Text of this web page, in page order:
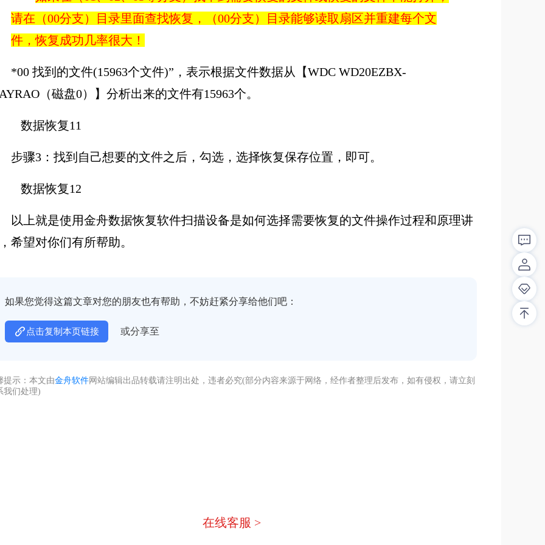
请在（00分支）目录里面查找恢复，（00分支）目录能够读取扇区并重建每个文
件，恢复成功几率很大！
*00 找到的文件(15963个文件)”，表示根据文件数据从【WDC WD20EZBX-
（磁盘0）】分析出来的文件有15963个。
步骤3：找到自己想要的文件之后，勾选，选择恢复保存位置，即可。
以上就是使用金舟数据恢复软件扫描设备是如何选择需要恢复的文件操作过程和原理讲
希望对你们有所帮助。
如果您觉得这篇文章对您的朋友也有帮助，不妨赶紧分享给他们吧：
点击复制本页链接 或分享至
提示：本文由金舟软件网站编辑出品转载请注明出处，违者必究(部分内容来源于网络，经作者整理后发布，如有侵权，请立刻
我们处理)
在线客服 >